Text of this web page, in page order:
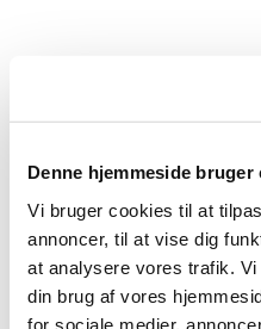
Denne hjemmeside bruger
Vi bruger cookies til at
annoncer, til at vise dig
at analysere vores trafik.
din brug af vores
for sociale medier,
Du vil